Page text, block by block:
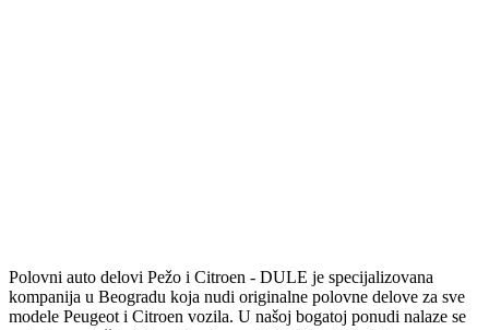
Polovni auto delovi Pežo i Citroen - DULE je specijalizovana
kompanija u Beogradu koja nudi originalne polovne delove za sve
modele Peugeot i Citroen vozila. U našoj bogatoj ponudi nalaze se